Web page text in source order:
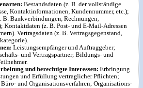
Bestandsdaten (z. B. der vollständige
Kontaktinformationen, Kundennummer, etc.);
B. Bankverbindungen, Rechnungen,
Kontaktdaten (z. B. Post- und E-Mail-Adressen
Vertragsdaten (z. B. Vertragsgegenstand,
Leistungsempfänger und Auftraggeber;
und Vertragspartner; Bildungs- und
und berechtigte Interessen: Erbringung
und Erfüllung vertraglicher Pflichten;
und Organisationsverfahren; Organisations-